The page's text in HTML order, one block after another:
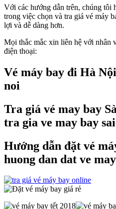
Với các hướng dẫn trên, chúng tôi
trong việc chọn và tra giá vé máy
lợi và dễ dàng hơn.
Mọi thắc mắc xin liên hệ với nhân
điện thoại:
Vé máy bay đi Hà
noi
Tra giá vé may bay
tra gia ve may bay
Hướng dẫn đặt vé
huong dan dat ve